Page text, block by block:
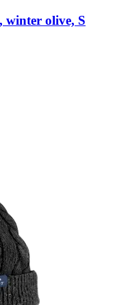
olive, S